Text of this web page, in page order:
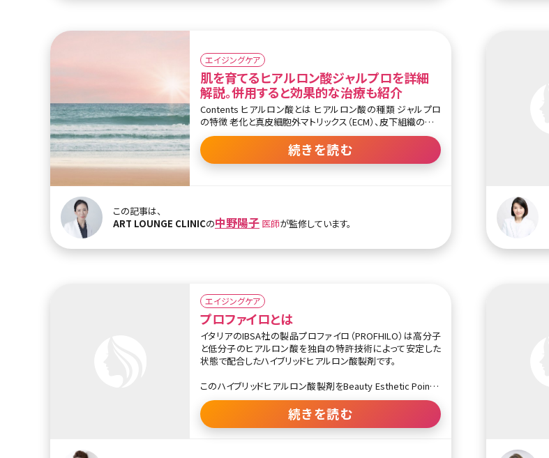
の施術が良いとされています。
エイジングケア
肌を育てるヒアルロン酸ジャルプロを詳細
解説。併用すると効果的な治療も紹介
Contents ヒアルロン酸とは ヒアルロン酸の種類 ジャルプロ
の特徴 老化と真皮細胞外マトリックス（ECM）、皮下組織のリガ
メントのお話 ジャルプロに似ている施術、組み合わせたい施術
【監修医師からのワンポイント】ジャルプロをはじめとしたECM
製剤で真皮を日頃からケアしておくことは、見た目にハリが出
理的な応答を引き起こすため、多方面から皮膚のレジュビネー
ンシャルをほんの少し後押しする、そんな治療です。 ヒアルロン
続きを読む
この記事は、
ART LOUNGE CLINICの中野陽子 医師が監修しています。
エイジングケア
プロファイロとは
イタリアのIBSA社の製品プロファイロ（PROFHILO）は高分子
と低分子のヒアルロン酸を独自の特許技術によって安定した
状態で配合したハイブリッドヒアルロン酸製剤です。
このハイブリッドヒアルロン酸製剤をBeauty Esthetic Pointと
呼ばれる顔、首にある10の箇所にピンポイントで注入すること
で、細胞が活性化し真皮層のコラーゲンやエラスチンが増生さ
れます。その結果、加齢によって低下したツヤと弾力を取り戻
続きを読む